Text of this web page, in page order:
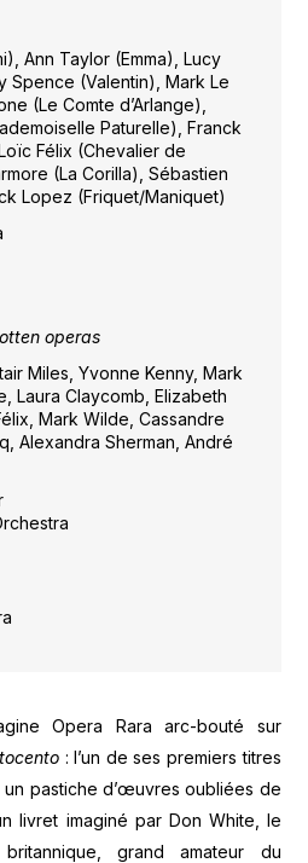
Ann Taylor (Emma), Lucy
Spence (Valentin), Mark Le
(Le Comte d’Arlange),
Paturelle), Franck
Félix (Chevalier de
(La Corilla), Sébastien
Lopez (Friquet/Maniquet)
operas
Miles, Yvonne Kenny, Mark
Laura Claycomb, Elizabeth
Mark Wilde, Cassandre
Alexandra Sherman, André
Opera Rara arc-bouté sur
: l’un de ses premiers titres
, un pastiche d’œuvres oubliées de
livret imaginé par Don White, le
grand amateur du